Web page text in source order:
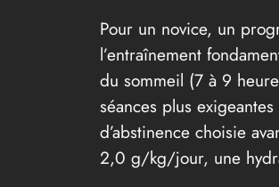
Pour un novice, un
l’entraînement
du sommeil (7 à 9
séances plus
d’abstinence choisie
2,0 g/kg/jour, une